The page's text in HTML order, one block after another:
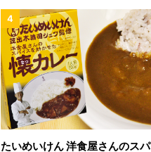
たいめいけん 洋食屋さんのス